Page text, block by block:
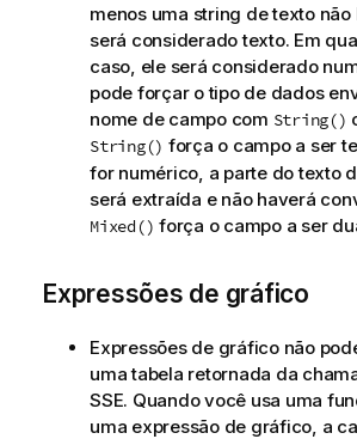
menos uma string de texto não
será considerado texto. Em
caso, ele será considerado
pode forçar o tipo de dados
nome de campo com String()
String() força o campo a ser
for numérico, a parte do texto
será extraída e não haverá
Mixed() força o campo a ser
Expressões de gráfico
Expressões de gráfico não
uma tabela retornada da
SSE. Quando você usa uma
uma expressão de gráfico, a